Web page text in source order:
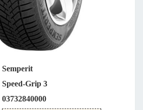
Semperit
Speed-Grip 3
03732840000